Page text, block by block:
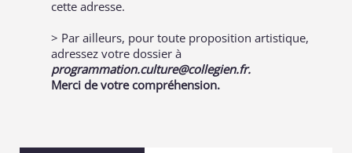
cette adresse.
> Par ailleurs, pour toute proposition artistique,
adressez votre dossier à
programmation.culture@collegien.fr.
Merci de votre compréhension.